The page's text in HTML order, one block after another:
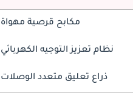
مكابح قرصية مهواة
نظام تعزيز التوجيه الكهربائي
ذراع تعليق متعدد الوصلات